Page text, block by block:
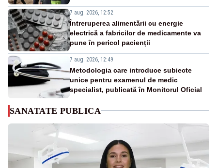
7 aug. 2026, 12:52
Întreruperea alimentării cu energie
electrică a fabricilor de medicamente va
pune în pericol pacienții
7 aug. 2026, 12:49
Metodologia care introduce subiecte
unice pentru examenul de medic
specialist, publicată în Monitorul Oficial
SANATATE PUBLICA